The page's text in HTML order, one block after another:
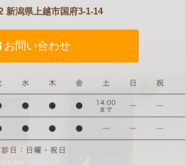
新潟県上越市国府3-1-14
お問い合わせ